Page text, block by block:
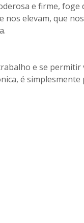
e firme,
nos elevam, que
e se
é simplesmente